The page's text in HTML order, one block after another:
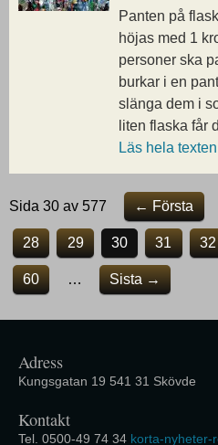
Panten på
höjas med 1
personer ska
burkar i en
slänga dem i
liten flaska får
Läs hela texten
Sida 30 av 577 ← Första
28 29 30 31 32
60 … Sista →
Adress
Kungsgatan 19 541 31 Skövde
Kontakt
Tel. 0500-49 74 34 korta-nyheter-